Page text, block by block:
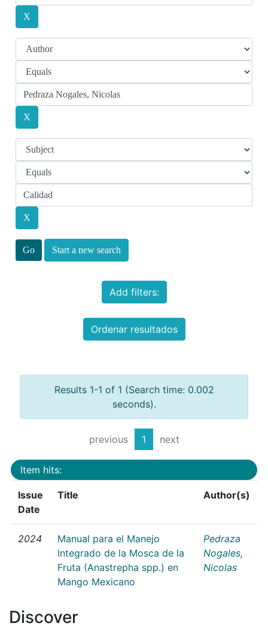
Start a new search
Add filters:
Ordenar resultados
Results 1-1 of 1 (Search time: 0.002
seconds).
previous 1 next
Item hits:
Issue
Date
Title Author(s)
2024
Manual para el Manejo
Integrado de la Mosca de la
Fruta (Anastrepha spp.) en
Mango Mexicano
Pedraza
Nogales,
Nicolas
Discover